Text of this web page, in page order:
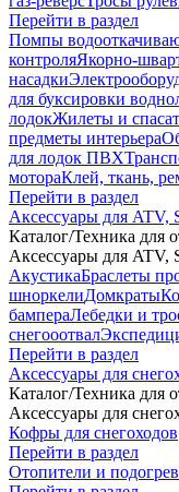
Перейти в раздел
Помпы
контроляЯкорно-
насадки
для буксировки
лодокЖилеты и
предметы интерьера
для лодок ПВХ
мотораКлей, ткань,
Перейти в раздел
Аксессуары для ATV,
Каталог/Техника для
Аксессуары для ATV,
АкустикаБраслеты
шноркелиДомкраты
бампераЛебедки и
снегооотвал
Перейти в раздел
Аксессуары для
Каталог/Техника для
Аксессуары для
Кофры для снегоходов
Перейти в раздел
Отопители и